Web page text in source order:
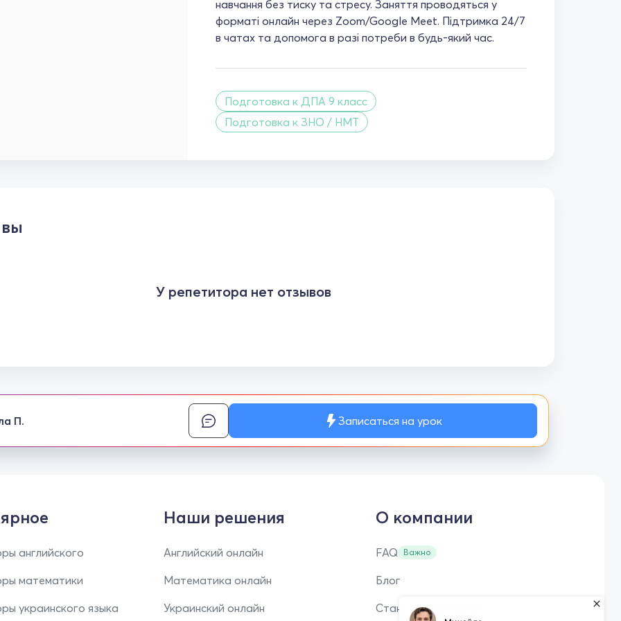
навчання без тиску та стресу. Заняття проводяться у
форматі онлайн через Zoom/Google Meet. Підтримка 24/7
в чатах та допомога в разі потреби в будь-який час.
Подготовка к ДПА 9 класс
Подготовка к ЗНО / НМТ
У репетитора нет отзывов
П. Записаться на урок
английского
математики
украинского языка
Наши решения
Английский онлайн
Математика онлайн
Украинский онлайн
О компании
FAQ Важно
Блог
Стань репетитором